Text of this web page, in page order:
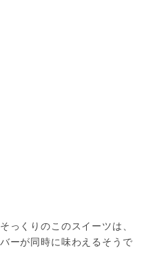
っくりのこのスイーツは、
ーが同時に味わえるそうで